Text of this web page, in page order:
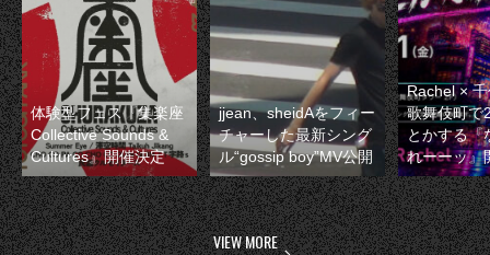
体験型フェス『集楽座
Collective Sounds &
Cultures』開催決定
jjean、sheidAをフィー
チャーした最新シング
ル“gossip boy”MV公開
Rachel ×
歌舞伎町で
とかする『
れーーッ』
VIEW MORE